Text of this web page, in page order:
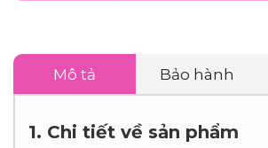
Mô tả Bảo hành
1. Chi tiết về sản phẩm